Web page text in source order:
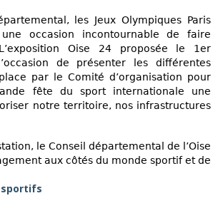
les Jeux Olympiques Paris
occasion incontournable de faire
Oise 24 proposée le 1er
de présenter les différentes
par le Comité d’organisation pour
fête du sport internationale une
notre territoire, nos infrastructures
le Conseil départemental de l’Oise
aux côtés du monde sportif et de
sportifs